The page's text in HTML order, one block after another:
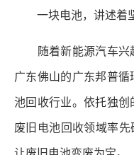
一块电池，讲述着坚
随着新能源汽车兴
广东佛山的广东邦普
池回收行业。依托独
废旧电池回收领域率先